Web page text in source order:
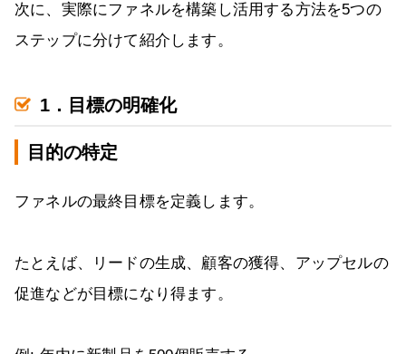
次に、実際にファネルを構築し活用する方法を5つの
ステップに分けて紹介します。
1．目標の明確化
目的の特定
ファネルの最終目標を定義します。
たとえば、リードの生成、顧客の獲得、アップセルの
促進などが目標になり得ます。